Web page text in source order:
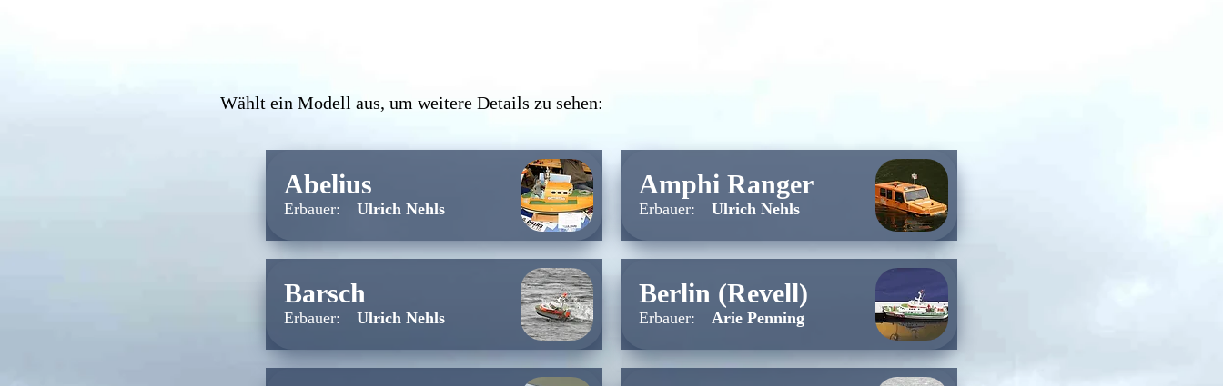
Wählt ein Modell aus, um weitere Details zu sehen:
Abelius
Erbauer: Ulrich Nehls
Barsch
Erbauer: Ulrich Nehls
Amphi Ranger
Erbauer: Ulrich Nehls
Berlin (Revell)
Erbauer: Arie Penning